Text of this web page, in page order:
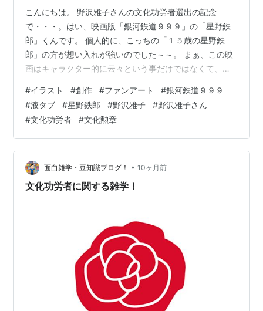
こんにちは。 野沢雅子さんの文化功労者選出の記念
で・・・。はい、映画版「銀河鉄道９９９」の「星野鉄
郎」くんです。 個人的に、こっちの「１５歳の星野鉄
郎」の方が想い入れが強いのでした～～。 まぁ、この映
画はキャラクター的に云々という事だけではなくて、映
ら、という事も大きいです・・・。 特に「野沢雅子」さ
んご本人にお会いできた「銀河鉄道９９９」のデパート
でのイベントが・・・なんですよねぇ～（やっぱり）。
ところで、ちょっと「文化功労者」について・・・。 野
沢雅子さんが選ばれた「文化功労者」は勲章は出ないみ
たいです。「文化向上発達に関し、特に功績顕著…
#イラスト #創作 #ファンアート #銀河鉄道９９９
#液タブ #星野鉄郎 #野沢雅子 #野沢雅子さん
#文化功労者 #文化勲章
面白雑学・豆知識ブログ！ • 10ヶ月前
文化功労者に関する雑学！